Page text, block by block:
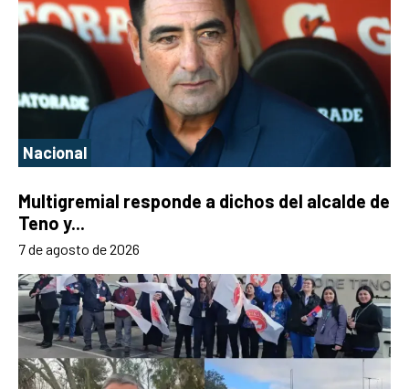
Nacional
Multigremial responde a dichos del alcalde de
Teno y...
7 de agosto de 2026